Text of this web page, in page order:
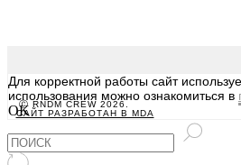
Ⓒ RNDM CREW 2026.
САЙТ РАЗРАБОТАН В MDA
Для корректной работы сайт
использования можно ознакомиться в
OK